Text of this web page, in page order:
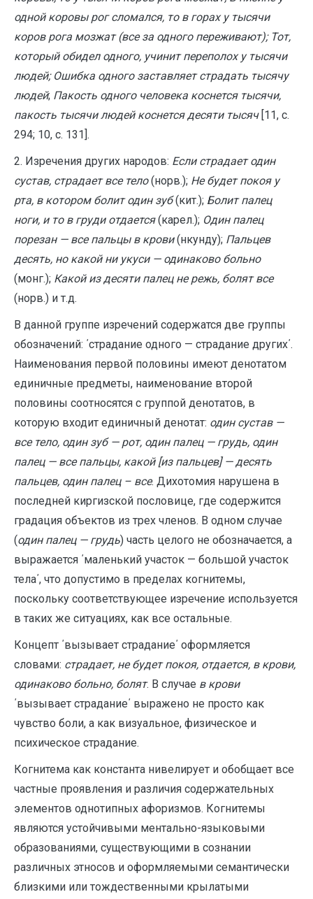
одной коровы рог сломался, то в горах у тысячи
коров рога мозжат (все за одного переживают); Тот,
который обидел одного, учинит переполох у тысячи
людей; Ошибка одного заставляет страдать тысячу
людей; Пакость одного человека коснется тысячи,
пакость тысячи людей коснется десяти тысяч[11, с.
294; 10, с. 131].
2. Изречения других народов: Если страдает один
сустав, страдает все тело(норв.); Не будет покоя у
рта, в котором болит один зуб(кит.); Болит палец
ноги, и то в груди отдается(карел.); Один палец
порезан — все пальцы в крови(нкунду); Пальцев
десять, но какой ни укуси — одинаково больно
(монг.); Какой из десяти палец не режь, болят все
(норв.) и т.д.
В данной группе изречений содержатся две группы
обозначений: ΄страдание одного — страдание других΄.
Наименования первой половины имеют денотатом
единичные предметы, наименование второй
половины соотносятся с группой денотатов, в
которую входит единичный денотат: один сустав —
все тело, один зуб — рот, один палец — грудь, один
палец — все пальцы, какой [из пальцев] — десять
пальцев, один палец – все. Дихотомия нарушена в
последней киргизской пословице, где содержится
градация объектов из трех членов. В одном случае
(один палец — грудь) часть целого не обозначается, а
выражается ΄маленький участок — большой участок
тела΄, что допустимо в пределах когнитемы,
поскольку соответствующее изречение используется
в таких же ситуациях, как все остальные.
Концепт ΄вызывает страдание΄ оформляется
словами: страдает, не будет покоя, отдается, в крови,
одинаково больно, болят. В случае в крови
΄вызывает страдание΄ выражено не просто как
чувство боли, а как визуальное, физическое и
психическое страдание.
Когнитема как константа нивелирует и обобщает все
частные проявления и различия содержательных
элементов однотипных афоризмов. Когнитемы
являются устойчивыми ментально-языковыми
образованиями, существующими в сознании
различных этносов и оформляемыми семантически
близкими или тождественными крылатыми